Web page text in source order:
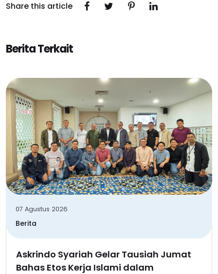
Share this article
Berita Terkait
07 Agustus 2026
Berita
Askrindo Syariah Gelar Tausiah Jumat
Bahas Etos Kerja Islami dalam